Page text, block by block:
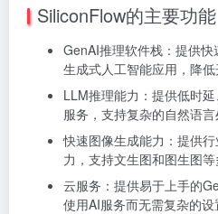
SiliconFlow的主要功能
GenAI推理软件栈：提供
生成式人工智能应用，降低
LLM推理能力：提供低时
服务，支持复杂的自然语言
快速图像生成能力：提供
力，支持文生图和图生图等
云服务：提供易于上手的
使用AI服务而无需复杂的设